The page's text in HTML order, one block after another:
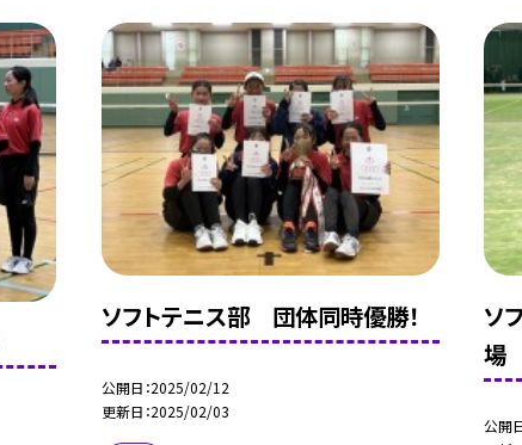
ソフトテニス部 団体同時優勝！
公開日 2025/02/12
更新日 2025/02/03
ソ
場
公開